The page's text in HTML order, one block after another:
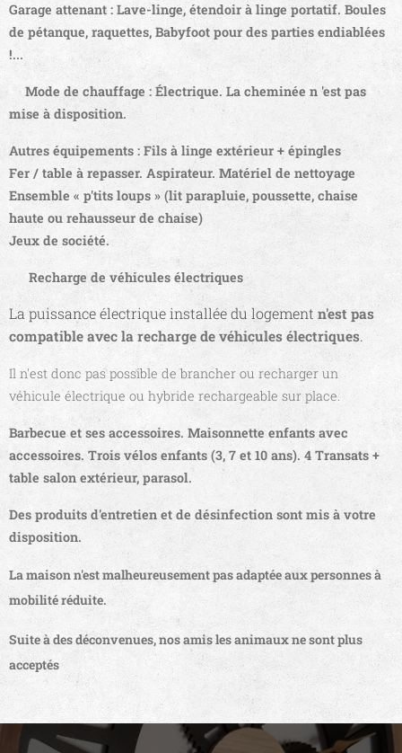
Garage attenant : Lave-linge, étendoir à linge portatif. Boules
de pétanque, raquettes, Babyfoot pour des parties endiablées
!...
🔥 Mode de chauffage : Électrique. La cheminée n 'est pas
mise à disposition.
Autres équipements : Fils à linge extérieur + épingles
Fer / table à repasser. Aspirateur. Matériel de nettoyage
Ensemble « p'tits loups » (lit parapluie, poussette, chaise
haute ou rehausseur de chaise)
Jeux de société.
Recharge de véhicules électriques
La puissance électrique installée du logement n'est pas
compatible avec la recharge de véhicules électriques.
Il n'est donc pas possible de brancher ou recharger un
véhicule électrique ou hybride rechargeable sur place.
Barbecue et ses accessoires. Maisonnette enfants avec
accessoires. Trois vélos enfants (3, 7 et 10 ans). 4 Transats +
table salon extérieur, parasol.
Des produits d'entretien et de désinfection sont mis à votre
disposition.
La maison n'est malheureusement pas adaptée aux personnes à
mobilité réduite.
Suite à desdéconvenues, nos amis les animaux ne sont plus
acceptés